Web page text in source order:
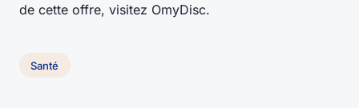
de cette offre, visitez OmyDisc.
Santé